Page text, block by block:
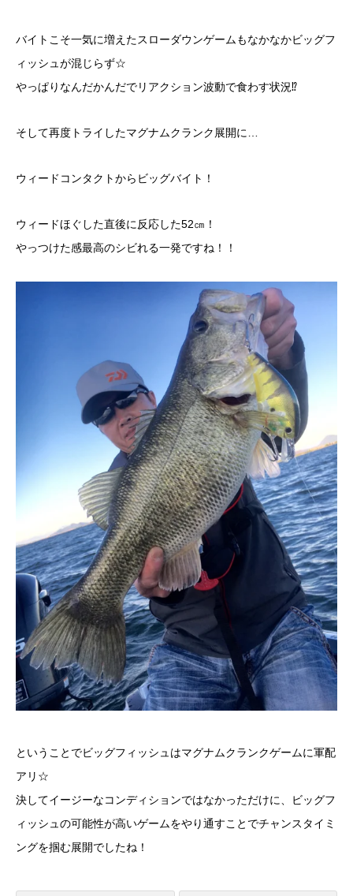
バイトこそ一気に増えたスローダウンゲームもなかなかビッグフ
ィッシュが混じらず☆
やっぱりなんだかんだでリアクション波動で食わす状況⁉︎
そして再度トライしたマグナムクランク展開に…
ウィードコンタクトからビッグバイト！
ウィードほぐした直後に反応した52㎝！
やっつけた感最高のシビれる一発ですね！！
ということでビッグフィッシュはマグナムクランクゲームに軍配
アリ☆
決してイージーなコンディションではなかっただけに、ビッグフ
ィッシュの可能性が高いゲームをやり通すことでチャンスタイミ
ングを掴む展開でしたね！